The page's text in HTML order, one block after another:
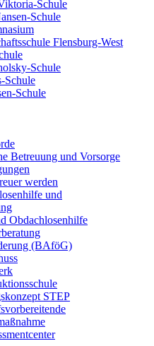
Schule
Schule
Flensburg-West
Schule
Schule
Schule
Betreuung und Vorsorge
werden
und
Obdachlosenhilfe
(BAföG)
STEP